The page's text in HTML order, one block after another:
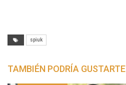
spiuk
TAMBIÉN PODRÍA GUSTARTE